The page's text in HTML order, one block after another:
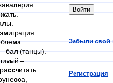
лерия.
жать.
лы.
миграция.
ма.
бал(танцы).
–
ссчитать.
сса, –
Забыли свой
Регистрация